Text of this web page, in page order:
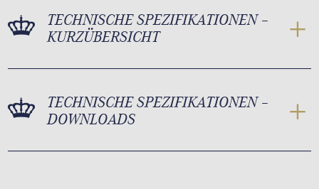
TECHNISCHE SPEZIFIKATIONEN –
KURZÜBERSICHT
TECHNISCHE SPEZIFIKATIONEN –
DOWNLOADS